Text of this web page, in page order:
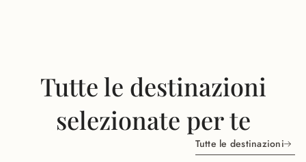
Tutte le destinazioni
selezionate per te
Tutte le destinazioni